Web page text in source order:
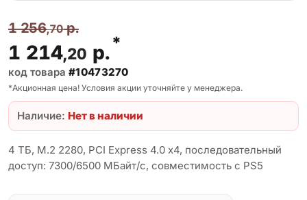
1 256,70р.
1 214,20 р.*
код товара #10473270
*Акционная цена! Условия акции уточняйте у менеджера.
Наличие: Нет в наличии
4 ТБ, M.2 2280, PCI Express 4.0 x4, последовательный
доступ: 7300/6500 МБайт/с, совместимость с PS5